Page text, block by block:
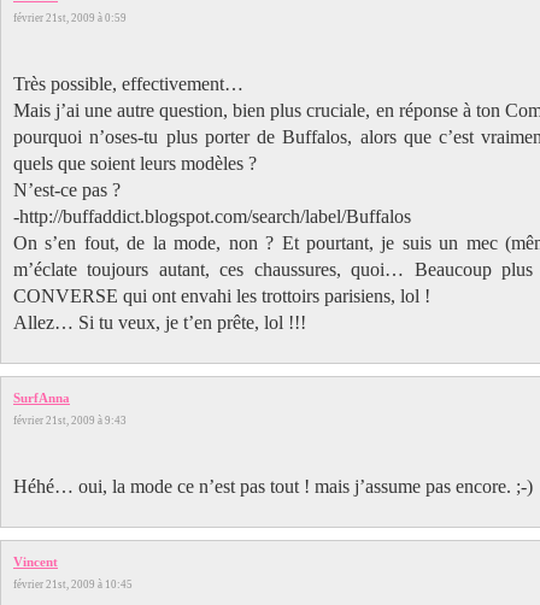
février 21st, 2009 à 0:59
Très possible, effectivement…
Mais j’ai une autre question, bien plus cruciale, en réponse à ton
pourquoi n’oses-tu plus porter de Buffalos, alors que c’est
quels que soient leurs modèles ?
N’est-ce pas ?
-http://buffaddict.blogspot.com/search/label/Buffalos
On s’en fout, de la mode, non ? Et pourtant, je suis un mec
m’éclate toujours autant, ces chaussures, quoi… Beaucoup
CONVERSE qui ont envahi les trottoirs parisiens, lol !
Allez… Si tu veux, je t’en prête, lol !!!
SurfAnna
février 21st, 2009 à 9:43
Héhé… oui, la mode ce n’est pas tout ! mais j’assume pas encore. ;-)
Vincent
février 21st, 2009 à 10:45